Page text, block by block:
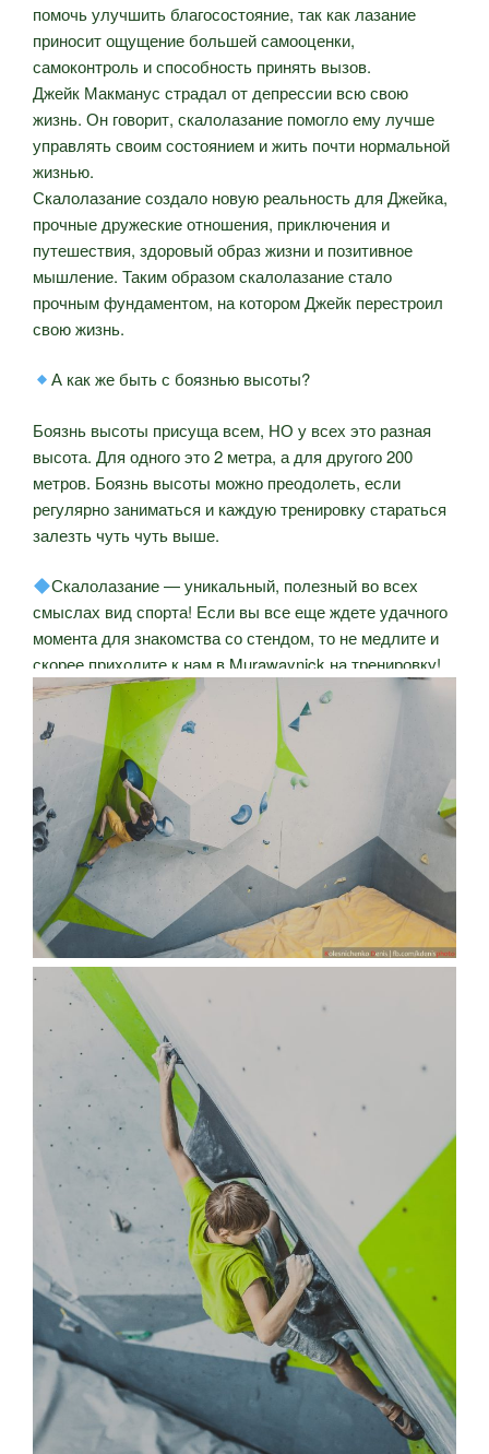
помочь улучшить благосостояние, так как лазание
приносит ощущение большей самооценки,
самоконтроль и способность принять вызов.
Джейк Макманус страдал от депрессии всю свою
жизнь. Он говорит, скалолазание помогло ему лучше
управлять своим состоянием и жить почти нормальной
жизнью.
Скалолазание создало новую реальность для Джейка,
прочные дружеские отношения, приключения и
путешествия, здоровый образ жизни и позитивное
мышление. Таким образом скалолазание стало
прочным фундаментом, на котором Джейк перестроил
свою жизнь.
А как же быть с боязнью высоты?
Боязнь высоты присуща всем, НО у всех это разная
высота. Для одного это 2 метра, а для другого 200
метров. Боязнь высоты можно преодолеть, если
регулярно заниматься и каждую тренировку стараться
залезть чуть чуть выше.
Скалолазание — уникальный, полезный во всех
смыслах вид спорта! Если вы все еще ждете удачного
момента для знакомства со стендом, то не медлите и
скорее приходите к нам в Murawaynick на тренировку!